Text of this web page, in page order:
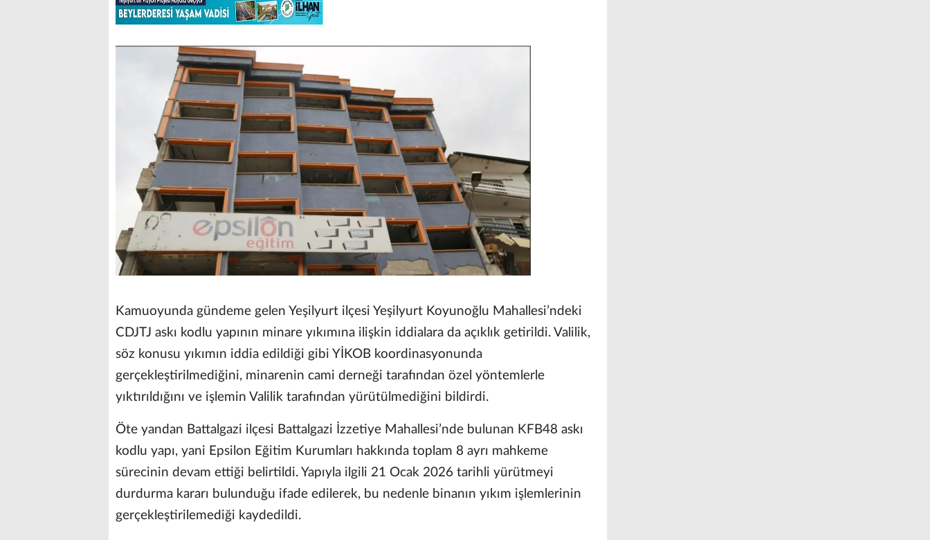
Kamuoyunda gündeme gelen Yeşilyurt ilçesi Yeşilyurt Koyunoğlu Mahallesi’ndeki
CDJTJ askı kodlu yapının minare yıkımına ilişkin iddialara da açıklık getirildi. Valilik,
söz konusu yıkımın iddia edildiği gibi YİKOB koordinasyonunda
gerçekleştirilmediğini, minarenin cami derneği tarafından özel yöntemlerle
yıktırıldığını ve işlemin Valilik tarafından yürütülmediğini bildirdi.
Öte yandan Battalgazi ilçesi Battalgazi İzzetiye Mahallesi’nde bulunan KFB48 askı
kodlu yapı, yani Epsilon Eğitim Kurumları hakkında toplam 8 ayrı mahkeme
sürecinin devam ettiği belirtildi. Yapıyla ilgili 21 Ocak 2026 tarihli yürütmeyi
durdurma kararı bulunduğu ifade edilerek, bu nedenle binanın yıkım işlemlerinin
gerçekleştirilemediği kaydedildi.